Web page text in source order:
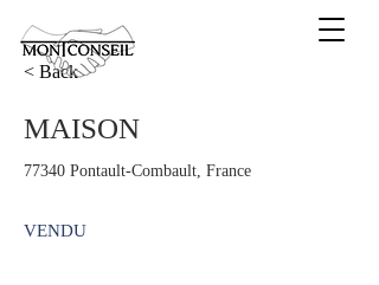
< Back
MAISON
77340 Pontault-Combault, France
VENDU